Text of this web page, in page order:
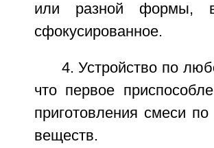
или разной формы, в
сфокусированное.
4. Устройство по
что первое
приготовления смеси
веществ.